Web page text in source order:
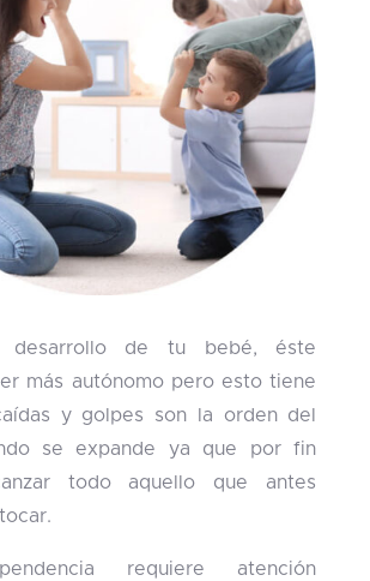
desarrollo de tu bebé, éste
más autónomo pero esto tiene
y golpes son la orden del
se expande ya que por fin
todo aquello que antes
requiere atención